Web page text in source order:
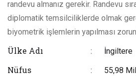
randevu almanız gerekir. Randevu
diplomatik temsilciliklerde olmak
biyometrik işlemlerin yapılması
Ülke Adı : İngiltere
Nüfus : 55,98